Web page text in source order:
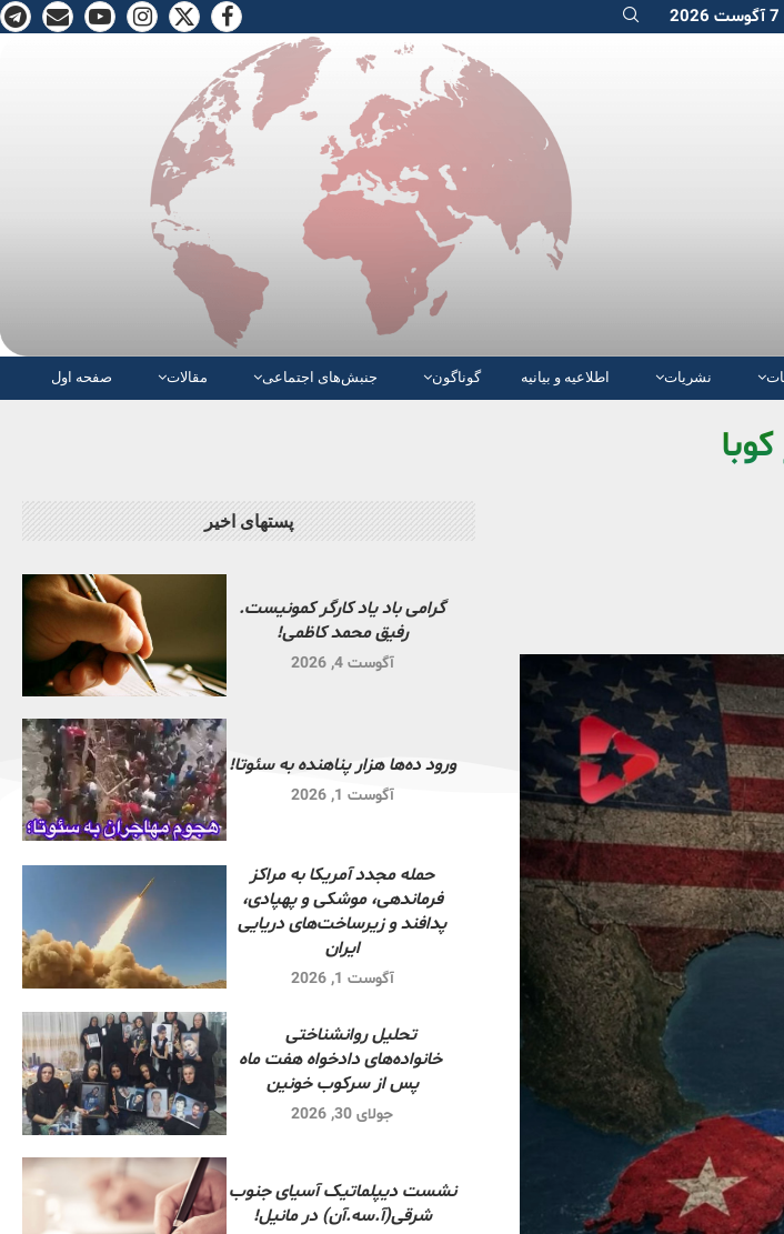
صفحە اول مقالات جنبش‌های اجتماعی گوناگون اطلاعیه و بیانیه نشریات
پستهای اخیر
گرامی باد یاد کارگر کمونیست.
رفیق محمد کاظمی!
آگوست 4, 2026
ورود ده‌ها هزار پناهنده به سئوتا!
آگوست 1, 2026
حمله مجدد آمریکا به مراکز
فرماندهی، موشکی و پهپادی،
پدافند و زیرساخت‌های دریایی
ایران
آگوست 1, 2026
تحلیل روانشناختی
خانواده‌های دادخواه هفت ماه
پس از سرکوب خونین
جولای 30, 2026
نشست دیپلماتیک آسیای جنوب
شرقی‌(آ.سه.آن) در مانیل!